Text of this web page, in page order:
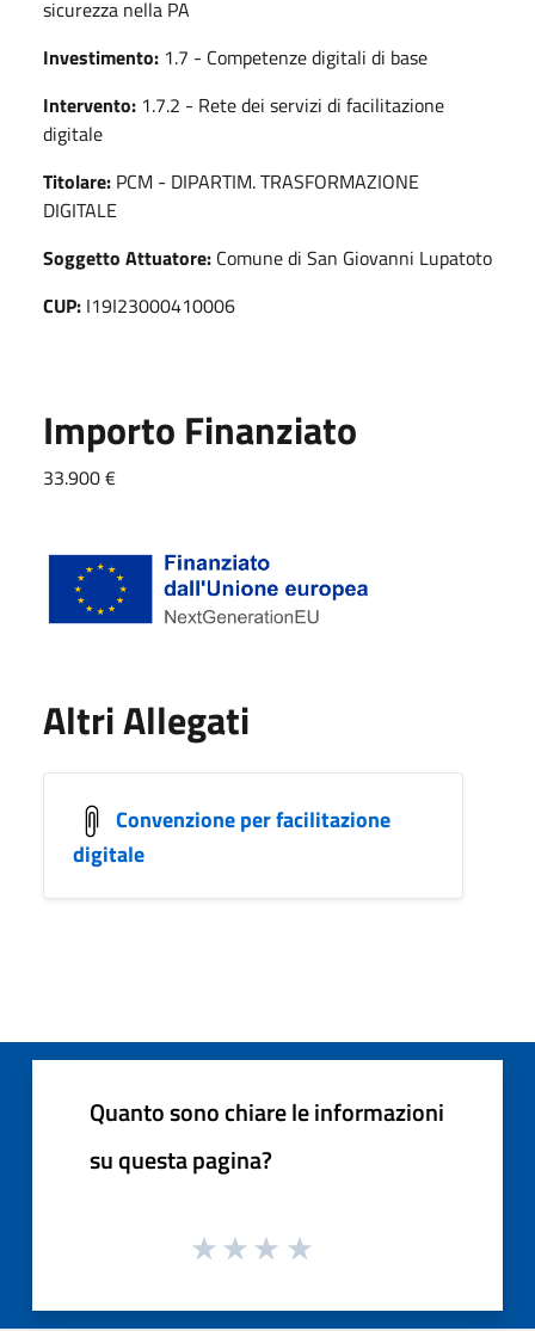
sicurezza nella PA
Investimento: 1.7 - Competenze digitali di base
Intervento: 1.7.2 - Rete dei servizi di facilitazione
digitale
Titolare: PCM - DIPARTIM. TRASFORMAZIONE
DIGITALE
Soggetto Attuatore: Comune di San Giovanni Lupatoto
CUP: I19I23000410006
Importo Finanziato
33.900 €
Altri Allegati
Convenzione per facilitazione
digitale
Quanto sono chiare le informazioni
su questa pagina?